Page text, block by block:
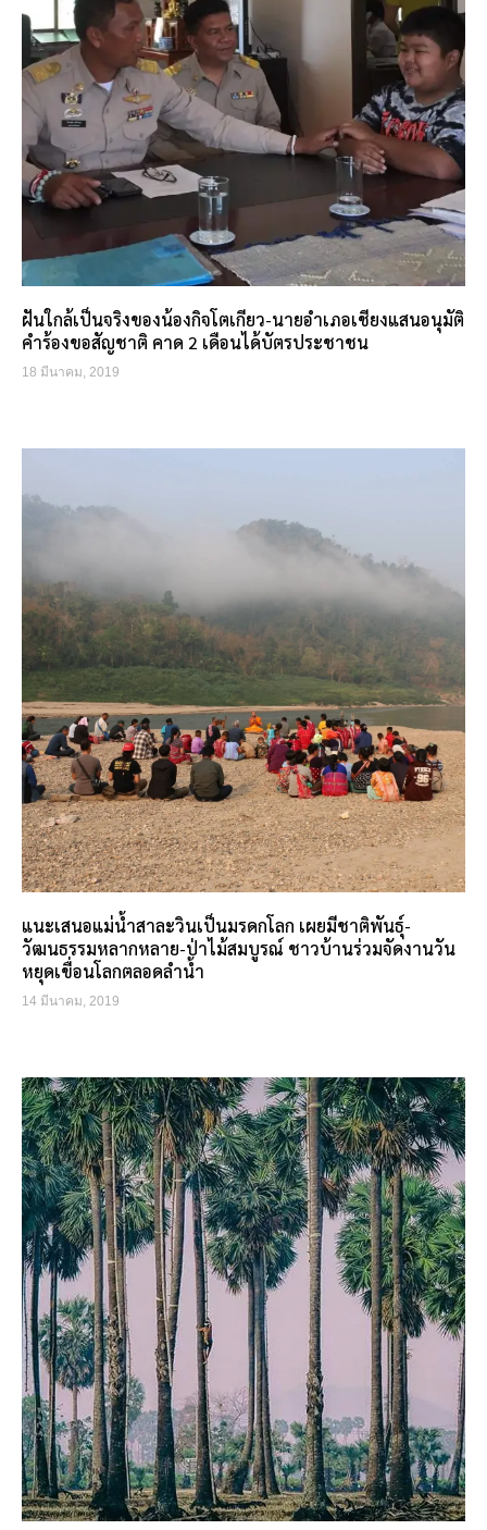
ฝันใกล้เป็นจริงของน้องกิจโตเกียว-นายอำเภอเชียงแสนอนุมัติ
คำร้องขอสัญชาติ คาด 2 เดือนได้บัตรประชาชน
18 มีนาคม, 2019
แนะเสนอแม่น้ำสาละวินเป็นมรดกโลก เผยมีชาติพันธุ์-
วัฒนธรรมหลากหลาย-ป่าไม้สมบูรณ์ ชาวบ้านร่วมจัดงานวัน
หยุดเขื่อนโลกตลอดลำน้ำ
14 มีนาคม, 2019